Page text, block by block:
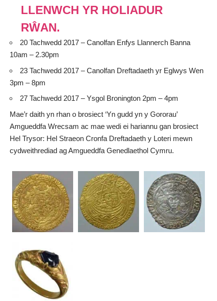
LLENWCH YR HOLIADUR
RŴAN.
20 Tachwedd 2017 – Canolfan Enfys Llannerch Banna
10am – 2.30pm
23 Tachwedd 2017 – Canolfan Dreftadaeth yr Eglwys Wen
3pm – 8pm
27 Tachwedd 2017 – Ysgol Bronington 2pm – 4pm
Mae’r daith yn rhan o brosiect ‘Yn gudd yn y Gororau’
Amgueddfa Wrecsam ac mae wedi ei hariannu gan brosiect
Hel Trysor: Hel Straeon Cronfa Dreftadaeth y Loteri mewn
cydweithrediad ag Amgueddfa Genedlaethol Cymru.